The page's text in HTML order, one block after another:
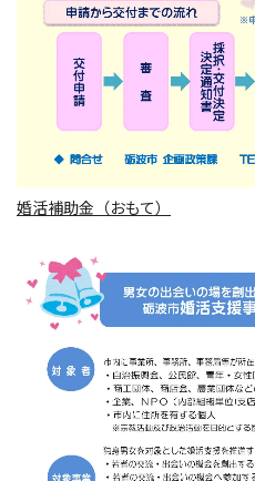
婚活補助金（おもて）